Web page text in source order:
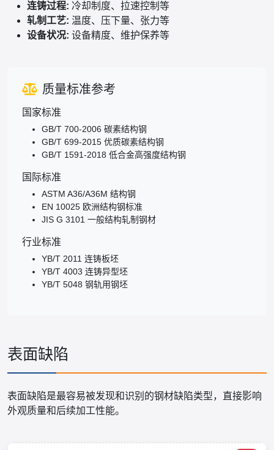
连铸过程: 冷却制度、拉速控制等
轧制工艺: 温度、压下量、张力等
设备状况: 设备精度、维护保养等
质量标准参考
国家标准
GB/T 700-2006 碳素结构钢
GB/T 699-2015 优质碳素结构钢
GB/T 1591-2018 低合金高强度结构钢
国际标准
ASTM A36/A36M 结构钢
EN 10025 欧洲结构钢标准
JIS G 3101 一般结构轧制钢材
行业标准
YB/T 2011 连铸板坯
YB/T 4003 连铸异型坯
YB/T 5048 钢轨用钢坯
表面缺陷
表面缺陷是最容易被发现和识别的钢材缺陷类型，直接影响
外观质量和后续加工性能。